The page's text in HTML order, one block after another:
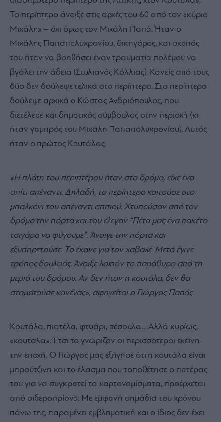
Το περίπτερο άνοιξε στις αρχές του 60 από τον «κύριο
Μιχάλη» – όχι όμως τον Μιχάλη Παπά. Ήταν ο
Μιχάλης Παπαπολυχρονίου, δικηγόρος, και σκοπός
του ήταν να βοηθήσει έναν τραυματία πολέμου να
βγάλει την άδεια (Στυλιανός Κόλλιας). Κανείς από τους
δύο δεν δούλεψε τελικά στο περίπτερο. Στο περίπτερο
δούλεψε αρχικά ο Κώστας Ανδριόπουλος, που
διετέλεσε και δημοτικός σύμβουλος στην περιοχή (κι
ήταν γαμπρός του Μιχάλη Παπαπολυχρονίου). Αυτός
ήταν ο πρώτος Κουτάλας.
«Η πλάτη του περιπτέρου ήταν στο δρόμο, είχε ένα
σπίτι απέναντι. Δηλαδή, το περίπτερο κοιτούσε στο
μπαλκόνι του απέναντι σπιτιού. Χτυπούσαν από τον
δρόμο την πόρτα και του έλεγαν “Πέτα μας ένα πακέτο
τσιγάρα να φύγουμε”. Άνοιγε την πόρτα και
εξυπηρετούσε. Το έκανε για τον χαβαλέ. Μετά έγινε
τρόπος δουλειάς. Άνοιξε λοιπόν το παράθυρο από τη
μεριά του δρόμου. Αν δεν ήταν η κουτάλα, δεν θα
σταματούσε κανένας», αφηγείται ο Γιώργος Παπάς.
Κουτάλα, πιατέλα, φτυάρι, σέσουλα… Αλλά κυρίως,
«κουτάλα». Έτσι το γνώριζαν οι περισσότεροι εκείνη
την εποχή. Ο Γιώργος μας εξήγησε ότι η κουτάλα είναι
μπρούτζινη και το έλασμα που τοποθέτησε ο πατέρας
του για να συγκρατεί τα χαρτονομίσματα, προέρχεται
από σιδεροπρίονο. Με εμφανή σημάδια του χρόνου
πάνω της, παραμένει εμβληματική και ο ίδιος δεν έχει